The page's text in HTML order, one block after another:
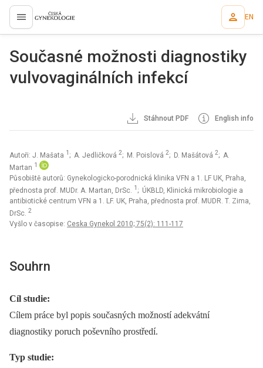
proLékaře.cz EN
Současné možnosti diagnostiky
vulvovaginálních infekcí
Stáhnout PDF English info
Autoři: J. Mašata 1 ; A. Jedličková 2; M. Poislová 2; D. Mašátová 2; A.
Martan 1
Působiště autorů: Gynekologicko-porodnická klinika VFN a 1. LF UK, Praha,
přednosta prof. MUDr. A. Martan, DrSc. 1 ; ÚKBLD, Klinická mikrobiologie a
antibiotické centrum VFN a 1. LF. UK, Praha, přednosta prof. MUDR. T. Zima,
DrSc. 2
Vyšlo v časopise: Ceska Gynekol 2010; 75(2): 111-117
Souhrn
Cíl studie:
Cílem práce byl popis současných možností adekvátní
diagnostiky poruch poševního prostředí.
Typ studie: